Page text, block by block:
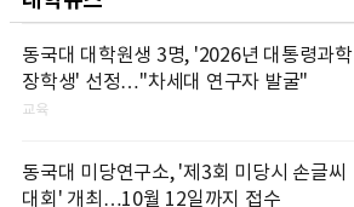
동국대 대학원생 3명, '2026년 대통령과학
장학생' 선정…"차세대 연구자 발굴"
교육
동국대 미당연구소, '제3회 미당시 손글씨
대회' 개최…10월 12일까지 접수